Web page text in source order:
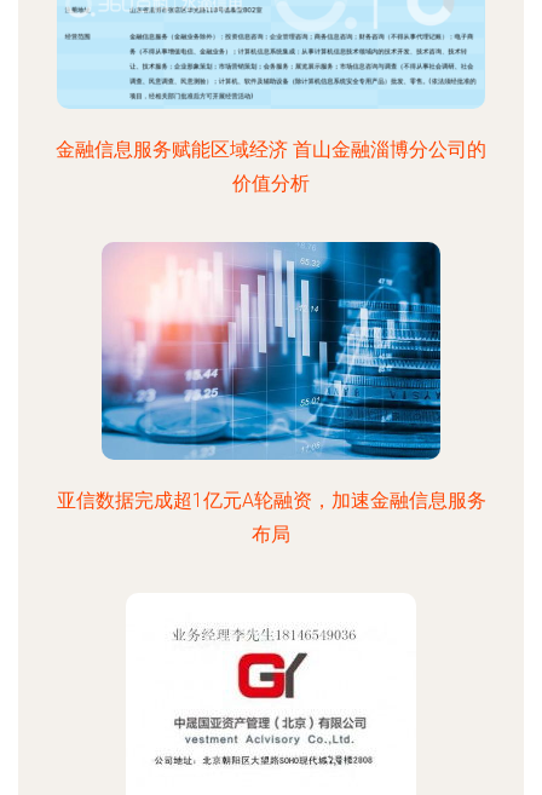
金融信息服务赋能区域经济 首山金融淄博分公司的
价值分析
亚信数据完成超1亿元A轮融资，加速金融信息服务
布局